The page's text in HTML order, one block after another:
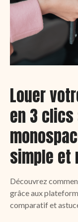
Louer
en 3
simple et
Découvrez
grâce aux
comparatif et